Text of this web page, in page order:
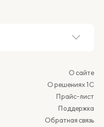
О сайте
О решениях 1С
Прайс-лист
Поддержка
Обратная связь